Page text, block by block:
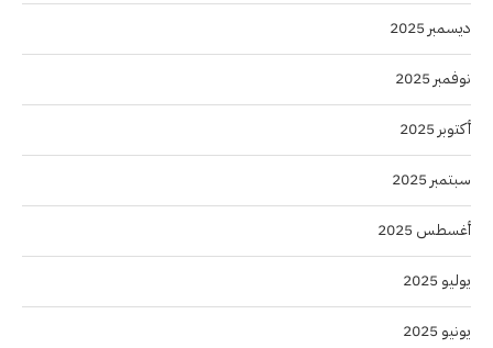
ديسمبر 2025
نوفمبر 2025
أكتوبر 2025
سبتمبر 2025
أغسطس 2025
يوليو 2025
يونيو 2025